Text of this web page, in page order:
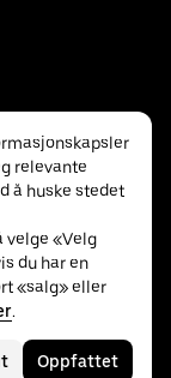
relevante
å huske stedet
velge «Velg
du har en
«salg» eller
.
Oppfattet